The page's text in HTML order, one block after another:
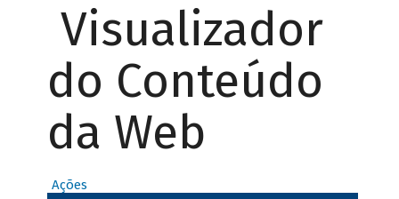
Visualizador
do Conteúdo
da Web
Ações